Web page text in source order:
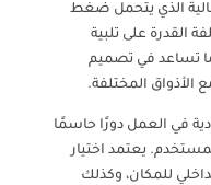
الذي يتحمل ضغط
القدرة على تلبية
تساعد في تصميم
المختلفة.
في العمل دورًا حاسمًا
يعتمد اختيار
للمكان، وكذلك